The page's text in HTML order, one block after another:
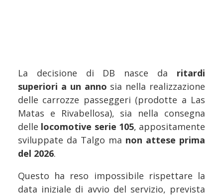
La decisione di DB nasce da ritardi
superiori a un anno sia nella realizzazione
delle carrozze passeggeri (prodotte a Las
Matas e Rivabellosa), sia nella consegna
delle locomotive serie 105, appositamente
sviluppate da Talgo ma non attese prima
del 2026.
Questo ha reso impossibile rispettare la
data iniziale di avvio del servizio, prevista